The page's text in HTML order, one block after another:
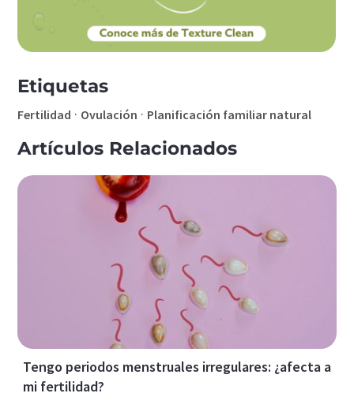
Etiquetas
Fertilidad · Ovulación · Planificación familiar natural
Artículos Relacionados
Tengo periodos menstruales irregulares: ¿afecta a
mi fertilidad?